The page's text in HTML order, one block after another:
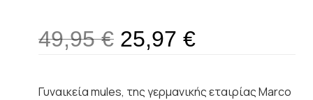
49,95€ 25,97 €
Γυναικεία mules, της γερμανικής εταιρίας Marco